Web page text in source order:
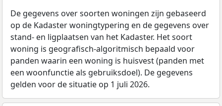
De gegevens over soorten woningen zijn gebaseerd
op de Kadaster woningtypering en de gegevens over
stand- en ligplaatsen van het Kadaster. Het soort
woning is geografisch-algoritmisch bepaald voor
panden waarin een woning is huisvest (panden met
een woonfunctie als gebruiksdoel). De gegevens
gelden voor de situatie op 1 juli 2026.